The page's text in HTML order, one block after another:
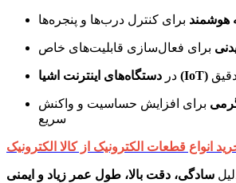
هوشمند برای کنترل درب‌ها و پنجره‌ها
برای فعال‌سازی قابلیت‌های خاص
در دستگاه‌های اینترنت اشیا (IoT)
برای افزایش حساسیت و واکنش
سریع
انواع قطعات الکترونیک از کالا الکترونیک
سادگی، دقت بالا، طول عمر زیاد و ایمنی